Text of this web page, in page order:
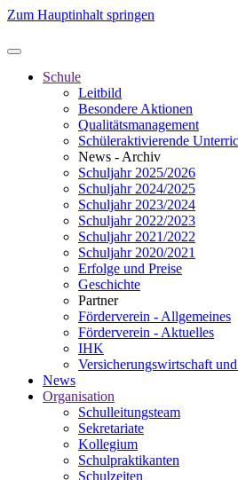
Zum Hauptinhalt springen
Schule
Leitbild
Besondere Aktionen
Qualitätsmanagement
Schüleraktivierende
News - Archiv
Schuljahr 2025/2026
Schuljahr 2024/2025
Schuljahr 2023/2024
Schuljahr 2022/2023
Schuljahr 2021/2022
Schuljahr 2020/2021
Erfolge und Preise
Geschichte
Partner
Förderverein - Allgemeines
Förderverein - Aktuelles
IHK
Versicherungswirtschaft
News
Organisation
Schulleitungsteam
Sekretariate
Kollegium
Schulpraktikanten
Schulzeiten